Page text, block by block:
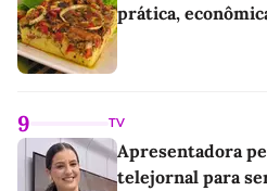
prática,
9 TV
Apresentadora
telejornal para